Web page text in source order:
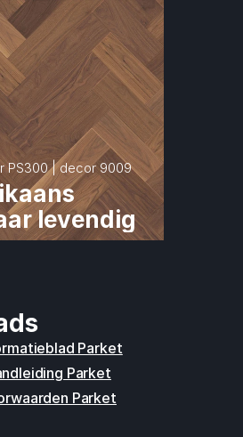
PS300 | decor 9009
levendig
Parket
Parket
Parket